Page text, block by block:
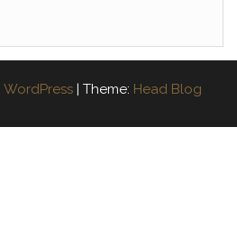
WordPress | Theme: Head Blog